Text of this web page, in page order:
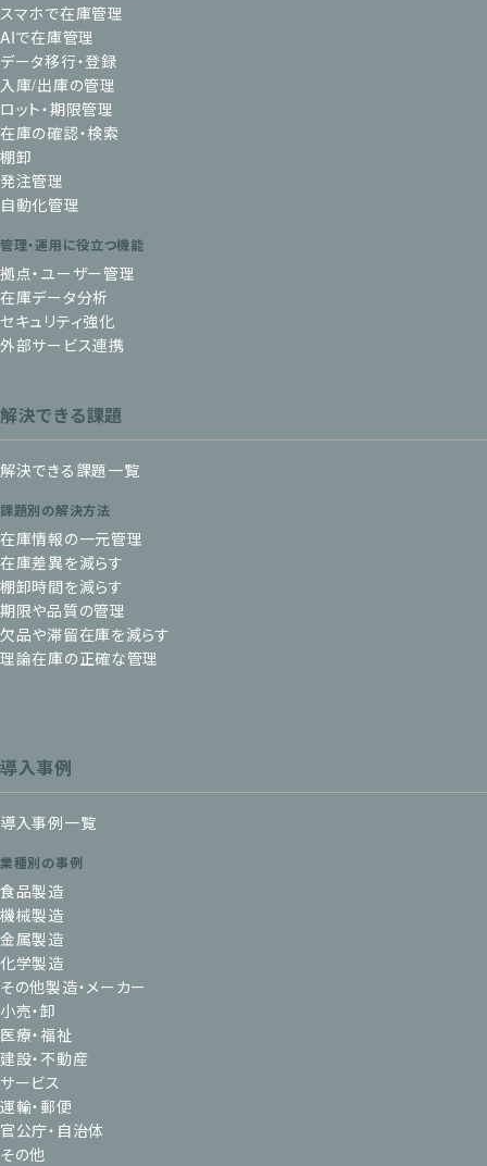
スマホで在庫管理
AIで在庫管理
データ移行・登録
入庫/出庫の管理
ロット・期限管理
在庫の確認・検索
棚卸
発注管理
自動化管理
管理・運用に役立つ機能
拠点・ユーザー管理
在庫データ分析
セキュリティ強化
外部サービス連携
解決できる課題
解決できる課題一覧
課題別の解決方法
在庫情報の一元管理
在庫差異を減らす
棚卸時間を減らす
期限や品質の管理
欠品や滞留在庫を減らす
理論在庫の正確な管理
導入事例
導入事例一覧
業種別の事例
食品製造
機械製造
金属製造
化学製造
その他製造・メーカー
小売・卸
医療・福祉
建設・不動産
サービス
運輸・郵便
官公庁・自治体
その他